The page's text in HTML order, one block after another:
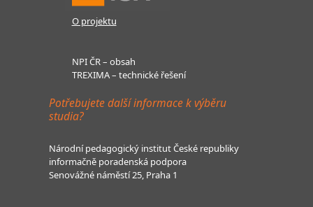
O projektu
NPI ČR – obsah
TREXIMA – technické řešení
Potřebujete další informace k výběru
studia?
Národní pedagogický institut České republiky
informačně poradenská podpora
Senovážné náměstí 25, Praha 1